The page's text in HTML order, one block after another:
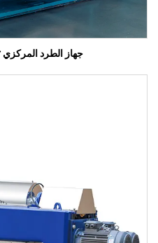
جهاز الطرد المركزي GKH Siphon Peeler